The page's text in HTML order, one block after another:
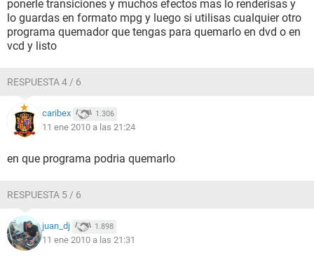
ponerle transiciones y muchos efectos mas lo renderisas y
lo guardas en formato mpg y luego si utilisas cualquier otro
programa quemador que tengas para quemarlo en dvd o en
vcd y listo
RESPUESTA 4 / 6
caribex 1.306
11 ene 2010 a las 21:24
en que programa podria quemarlo
RESPUESTA 5 / 6
juan_dj 1.898
11 ene 2010 a las 21:31